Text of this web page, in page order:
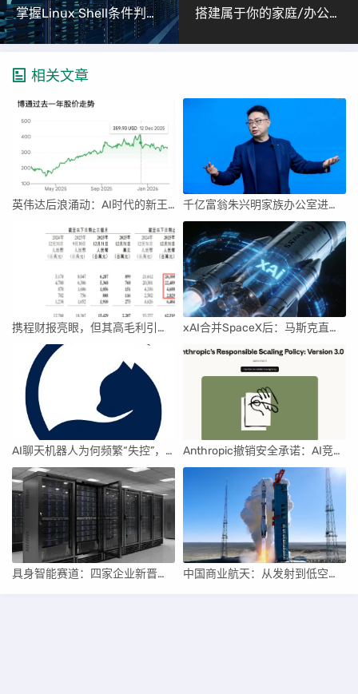
掌握Linux Shell条件判断（轻松编写智能Shell脚本） 搭建属于你的家庭/办公网络存储中心（手把手教你用Linux搭建Samba文件服务器）
相关文章
英伟达后浪涌动：AI时代的新王者与隐忧 千亿富翁朱兴明家族办公室进军VC圈
携程财报亮眼，但其高毛利引发行业争议 xAI合并SpaceX后：马斯克直接介入，团队压力激增
AI聊天机器人为何频繁“失控”，背后原因及解决方案解析 Anthropic撤销安全承诺：AI竞赛中的伦理与商业博弈
具身智能赛道：四家企业新晋独角兽，融资竞速背后 中国商业航天：从发射到低空经济，全面加速